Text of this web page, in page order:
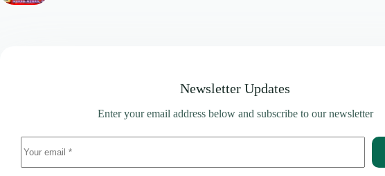
Newsletter Updates
Enter your email address below and subscribe to our newsletter